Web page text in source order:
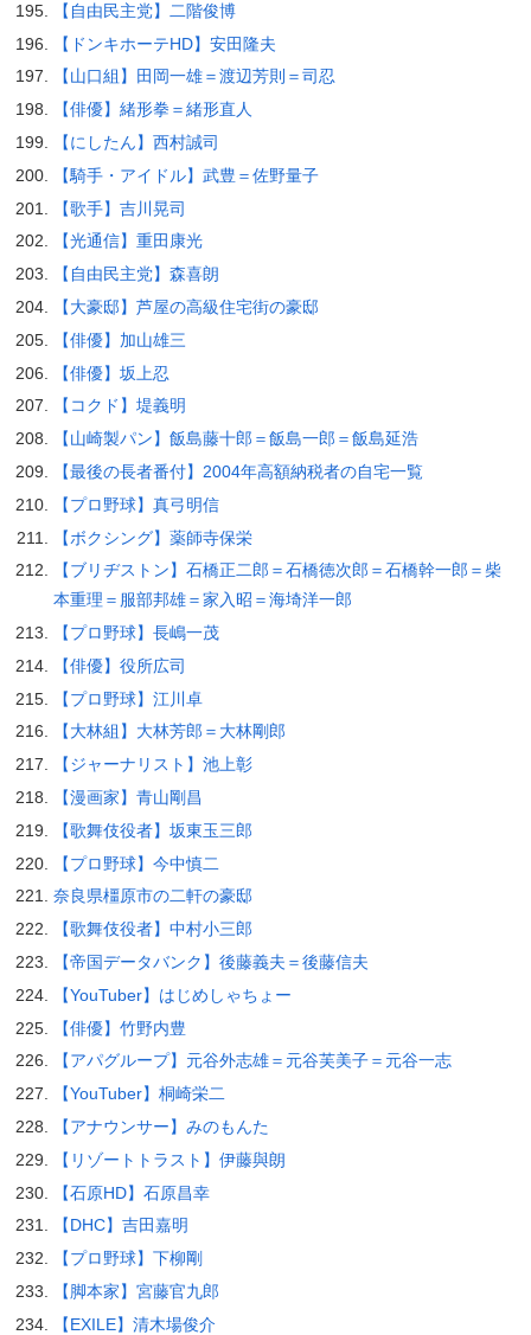
【自由民主党】二階俊博
【ドンキホーテHD】安田隆夫
【山口組】田岡一雄＝渡辺芳則＝司忍
【俳優】緒形拳＝緒形直人
【にしたん】西村誠司
【騎手・アイドル】武豊＝佐野量子
【歌手】吉川晃司
【光通信】重田康光
【自由民主党】森喜朗
【大豪邸】芦屋の高級住宅街の豪邸
【俳優】加山雄三
【俳優】坂上忍
【コクド】堤義明
【山崎製パン】飯島藤十郎＝飯島一郎＝飯島延浩
【最後の長者番付】2004年高額納税者の自宅一覧
【プロ野球】真弓明信
【ボクシング】薬師寺保栄
【ブリヂストン】石橋正二郎＝石橋徳次郎＝石橋幹一郎＝柴
本重理＝服部邦雄＝家入昭＝海埼洋一郎
【プロ野球】長嶋一茂
【俳優】役所広司
【プロ野球】江川卓
【大林組】大林芳郎＝大林剛郎
【ジャーナリスト】池上彰
【漫画家】青山剛昌
【歌舞伎役者】坂東玉三郎
【プロ野球】今中慎二
奈良県橿原市の二軒の豪邸
【歌舞伎役者】中村小三郎
【帝国データバンク】後藤義夫＝後藤信夫
【YouTuber】はじめしゃちょー
【俳優】竹野内豊
【アパグループ】元谷外志雄＝元谷芙美子＝元谷一志
【YouTuber】桐崎栄二
【アナウンサー】みのもんた
【リゾートトラスト】伊藤與朗
【石原HD】石原昌幸
【DHC】吉田嘉明
【プロ野球】下柳剛
【脚本家】宮藤官九郎
【EXILE】清木場俊介